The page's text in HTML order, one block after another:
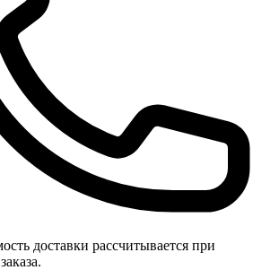
доставки рассчитывается при